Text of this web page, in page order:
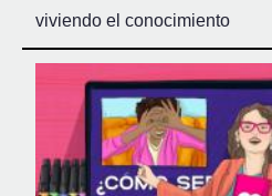
viviendo el conocimiento